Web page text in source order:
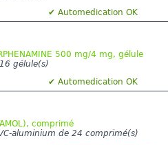
✔ Automedication OK
500 mg/4 mg, gélule
gélule(s)
✔ Automedication OK
comprimé
aluminium de 24 comprimé(s)